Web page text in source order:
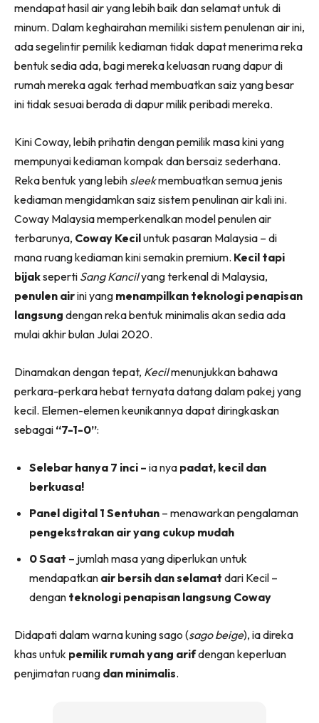
Make Over
Bilik Air
Bilik Tidur
Dapur
Ruang Makan
Ruang Tamu
Casa Impiana
Impiana Makeover
Makeover Ruang Selebriti
Kafe
Hartanah
Landed
Video
Buat Sendiri
Ilham Impiana
Ilham Impiana 360
Ilham Impiana Inspirasi Selebriti
Casa Impiana
Lahar Dekor
Sembang Dekor
Sembang Laman
Tip Impiana
Tip Laman
Hub Ideaktiv
mendapat hasil air yang lebih baik dan selamat untuk di
minum. Dalam keghairahan memiliki sistem penulenan air ini,
ada segelintir pemilik kediaman tidak dapat menerima reka
bentuk sedia ada, bagi mereka keluasan ruang dapur di
rumah mereka agak terhad membuatkan saiz yang besar
ini tidak sesuai berada di dapur milik peribadi mereka.
Kini Coway, lebih prihatin dengan pemilik masa kini yang
mempunyai kediaman kompak dan bersaiz sederhana.
Reka bentuk yang lebih sleekmembuatkan semua jenis
kediaman mengidamkan saiz sistem penulinan air kali ini.
Coway Malaysia memperkenalkan model penulen air
terbarunya, Coway Keciluntuk pasaran Malaysia – di
mana ruang kediaman kini semakin premium. Kecil tapi
bijakseperti Sang Kancilyang terkenal di Malaysia,
penulen airini yang menampilkan teknologi penapisan
langsung dengan reka bentuk minimalis akan sedia ada
mulai akhir bulan Julai 2020.
Dinamakan dengan tepat, Kecilmenunjukkan bahawa
perkara-perkara hebat ternyata datang dalam pakej yang
kecil. Elemen-elemen keunikannya dapat diringkaskan
sebagai “7-1-0”:
Selebar hanya 7 inci – ia nya padat, kecil dan
berkuasa!
Panel digital 1 Sentuhan – menawarkan pengalaman
pengekstrakan air yang cukup mudah
0 Saat – jumlah masa yang diperlukan untuk
mendapatkan air bersih dan selamat dari Kecil –
dengan teknologi penapisan langsung Coway
Didapati dalam warna kuning sago (sago beige), ia direka
khas untuk pemilik rumah yang arifdengan keperluan
penjimatan ruang dan minimalis.